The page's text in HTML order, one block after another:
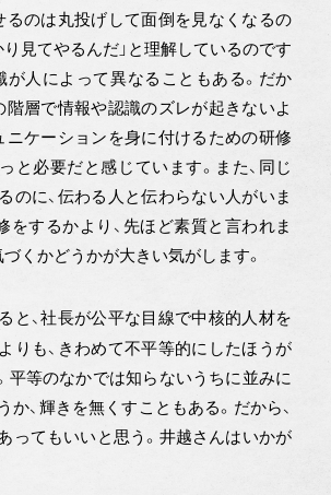
るのは丸投げして面倒を見なくなるの
り見てやるんだ」と理解しているのです
が人によって異なることもある。だか
階層で情報や認識のズレが起きないよ
ニケーションを身に付けるための研修
と必要だと感じています。また、同じ
のに、伝わる人と伝わらない人がいま
をするかより、先ほど素質と言われま
づくかどうかが大きい気がします。
と、社長が公平な目線で中核的人材を
りも、きわめて不平等的にしたほうが
平等のなかでは知らないうちに並みに
か、輝きを無くすこともある。だから、
ってもいいと思う。井越さんはいかが